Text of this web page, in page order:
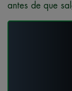
antes de que